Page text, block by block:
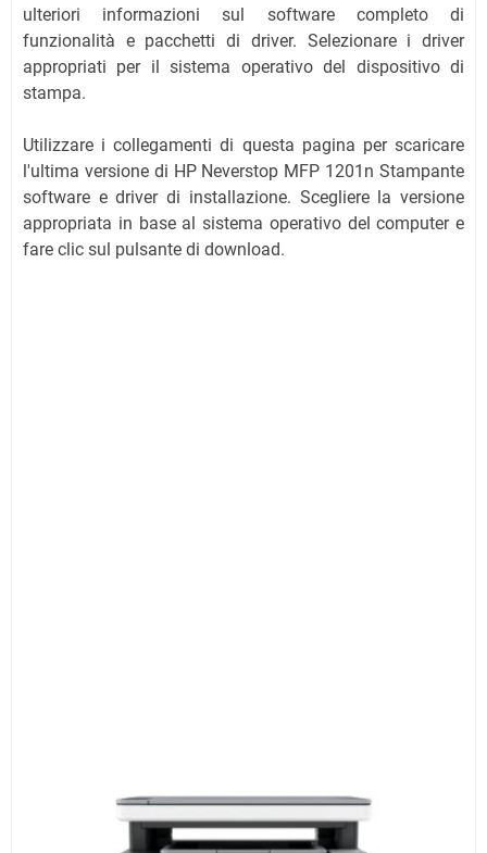
ulteriori informazioni sul software completo di
funzionalità e pacchetti di driver. Selezionare i driver
appropriati per il sistema operativo del dispositivo di
stampa.
Utilizzare i collegamenti di questa pagina per scaricare
l'ultima versione di HP Neverstop MFP 1201n Stampante
software e driver di installazione. Scegliere la versione
appropriata in base al sistema operativo del computer e
fare clic sul pulsante di download.